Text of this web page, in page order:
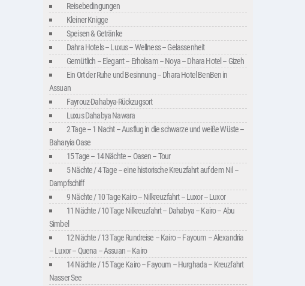
Reisebedingungen
Kleiner Knigge
Speisen & Getränke
Dahra Hotels – Luxus – Wellness – Gelassenheit
Gemütlich – Elegant – Erholsam – Noya – Dhara Hotel – Gizeh
Ein Ort der Ruhe und Besinnung – Dhara Hotel BenBen in
Assuan
Fayrouz-Dahabya-Rückzugsort
Luxus Dahabya Nawara
2 Tage – 1 Nacht – Ausflug in die schwarze und weiße Wüste –
Baharyia Oase
15 Tage – 14 Nächte – Oasen – Tour
5 Nächte / 4 Tage – eine historische Kreuzfahrt auf dem Nil –
Dampfschiff
9 Nächte / 10 Tage Kairo – Nilkreuzfahrt – Luxor – Luxor
11 Nächte / 10 Tage Nilkreuzfahrt – Dahabya – Kairo – Abu
Simbel
12 Nächte / 13 Tage Rundreise – Kairo – Fayoum – Alexandria
– Luxor – Quena – Assuan – Kairo
14 Nächte / 15 Tage Kairo – Fayoum – Hurghada – Kreuzfahrt
Nasser See